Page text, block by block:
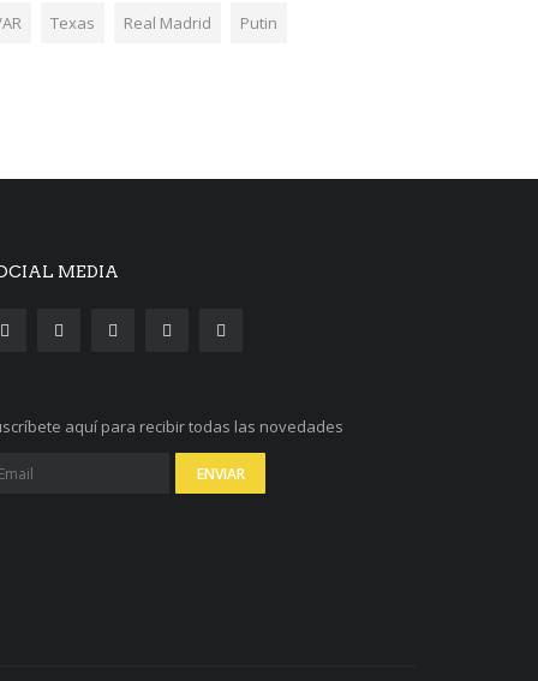
Texas Real Madrid Putin
MEDIA
aquí para recibir todas las novedades